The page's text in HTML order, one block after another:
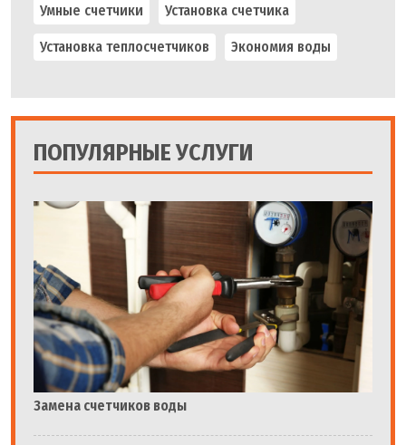
Умные счетчики Установка счетчика
Установка теплосчетчиков Экономия воды
ПОПУЛЯРНЫЕ УСЛУГИ
Замена счетчиков воды